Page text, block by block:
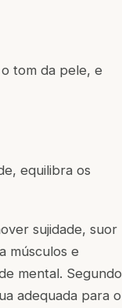
tom da pele, e
equilibra os
sujidade, suor
músculos e
mental. Segundo
adequada para o